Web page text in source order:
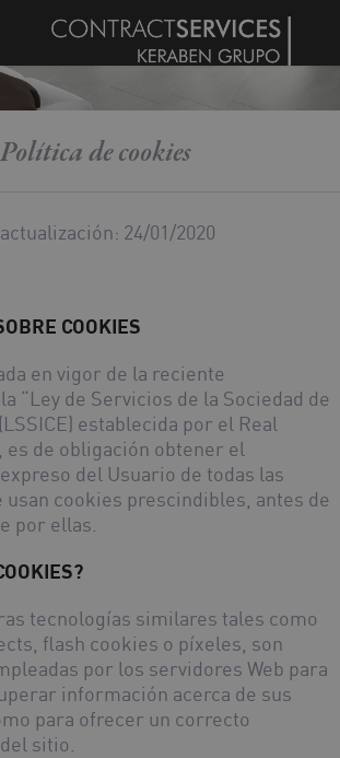
Política de cookies
24/01/2020
COOKIES
en vigor de la reciente
“Ley de Servicios de la Sociedad de
establecida por el Real
es de obligación obtener el
del Usuario de todas las
usan cookies prescindibles, antes de
por ellas.
tecnologías similares tales como
flash cookies o píxeles, son
por los servidores Web para
información acerca de sus
para ofrecer un correcto
sitio.